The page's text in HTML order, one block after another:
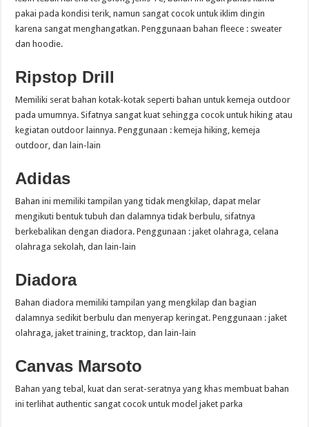
pakai pada kondisi terik, namun sangat cocok untuk iklim dingin
karena sangat menghangatkan. Penggunaan bahan fleece : sweater
dan hoodie.
Ripstop Drill
Memiliki serat bahan kotak-kotak seperti bahan untuk kemeja outdoor
pada umumnya. Sifatnya sangat kuat sehingga cocok untuk hiking atau
kegiatan outdoor lainnya. Penggunaan : kemeja hiking, kemeja
outdoor, dan lain-lain
Adidas
Bahan ini memiliki tampilan yang tidak mengkilap, dapat melar
mengikuti bentuk tubuh dan dalamnya tidak berbulu, sifatnya
berkebalikan dengan diadora. Penggunaan : jaket olahraga, celana
olahraga sekolah, dan lain-lain
Diadora
Bahan diadora memiliki tampilan yang mengkilap dan bagian
dalamnya sedikit berbulu dan menyerap keringat. Penggunaan : jaket
olahraga, jaket training, tracktop, dan lain-lain
Canvas Marsoto
Bahan yang tebal, kuat dan serat-seratnya yang khas membuat bahan
ini terlihat authentic sangat cocok untuk model jaket parka